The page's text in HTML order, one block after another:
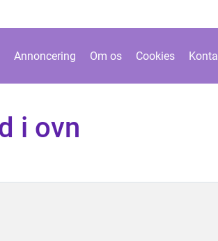
Annoncering Om os Cookies
i ovn